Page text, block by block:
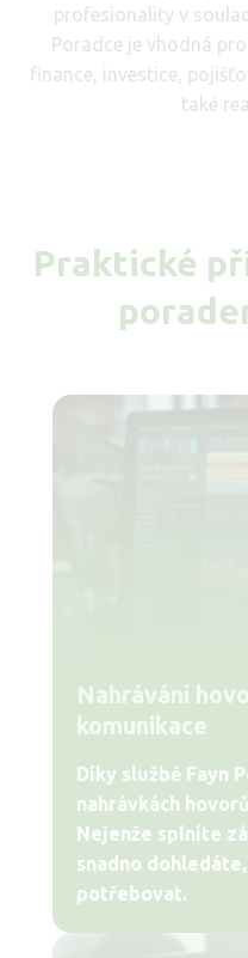
profesionality v
Poradce je vhodná
finance, investice,
také
Praktické
Nahrávání
komunikace
Díky službě Fayn
nahrávkách
Nejenže splníte
snadno
potřebovat.